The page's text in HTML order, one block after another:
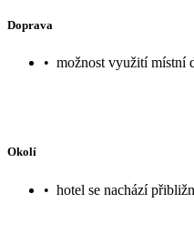
Doprava
• možnost využití místní
Okolí
• hotel se nachází